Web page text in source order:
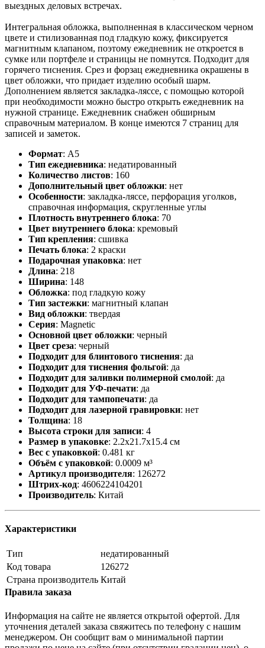
выездных деловых встречах.
Интегральная обложка, выполненная в классическом черном
цвете и стилизованная под гладкую кожу, фиксируется
магнитным клапаном, поэтому ежедневник не откроется в
сумке или портфеле и страницы не помнутся. Подходит для
горячего тиснения. Срез и форзац ежедневника окрашены в
цвет обложки, что придает изделию особый шарм.
Дополнением является закладка-ляссе, с помощью которой
при необходимости можно быстро открыть ежедневник на
нужной странице. Ежедневник снабжен обширным
справочным материалом. В конце имеются 7 страниц для
записей и заметок.
Формат: А5
Тип ежедневника: недатированный
Количество листов: 160
Дополнительный цвет обложки: нет
Особенности: закладка-ляссе, перфорация уголков,
справочная информация, скругленные углы
Плотность внутреннего блока: 70
Цвет внутреннего блока: кремовый
Тип крепления: сшивка
Печать блока: 2 краски
Подарочная упаковка: нет
Длина: 218
Ширина: 148
Обложка: под гладкую кожу
Тип застежки: магнитный клапан
Вид обложки: твердая
Серия: Magnetic
Основной цвет обложки: черный
Цвет среза: черный
Подходит для блинтового тиснения: да
Подходит для тиснения фольгой: да
Подходит для заливки полимерной смолой: да
Подходит для УФ-печати: да
Подходит для тампопечати: да
Подходит для лазерной гравировки: нет
Толщина: 18
Высота строки для записи: 4
Размер в упаковке: 2.2x21.7x15.4 см
Вес с упаковкой: 0.481 кг
Объём с упаковкой: 0.0009 м³
Артикул производителя: 126272
Штрих-код: 4606224104201
Производитель: Китай
Характеристики
Тип
недатированный
Код товара
126272
Страна производитель Китай
Правила заказа
Информация на сайте не является открытой офертой. Для
уточнения деталей заказа свяжитесь по телефону с нашим
менеджером. Он сообщит вам о минимальной партии